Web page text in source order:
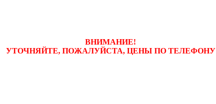
ВНИМАНИЕ!
УТОЧНЯЙТЕ, ПОЖАЛУЙСТА, ЦЕНЫ ПО ТЕЛЕФОНУ